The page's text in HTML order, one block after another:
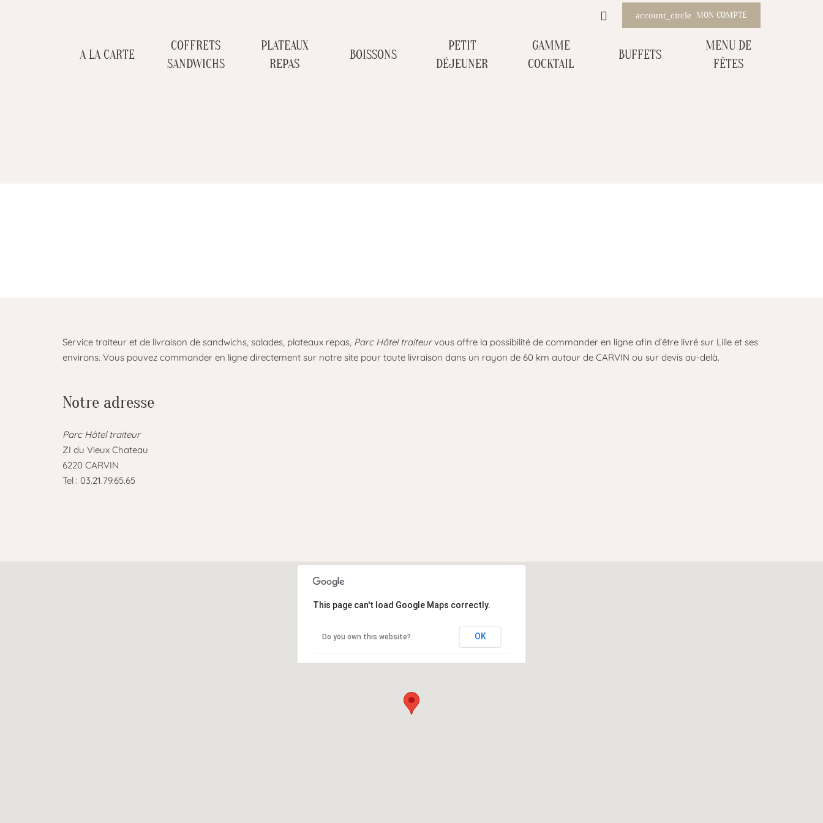
account_circle MON COMPTE
A LA CARTE
COFFRETS
SANDWICHS
PLATEAUX
REPAS
BOISSONS
PETIT
DÉJEUNER
GAMME
COCKTAIL
BUFFETS
MENU DE
FÊTES
Service traiteur et de livraison de sandwichs, salades, plateaux repas, Parc Hôtel traiteurvous offre la possibilité de commander en ligne afin d’être livré sur Lille et ses
environs. Vous pouvez commander en ligne directement sur notre site pour toute livraison dans un rayon de 60 km autour de CARVIN ou sur devis au-delà.
Notre adresse
Parc Hôtel traiteur
ZI du Vieux Chateau
6220 CARVIN
Tel : 03.21.79.65.65
This page can't load Google Maps correctly.
Do you own this website? OK